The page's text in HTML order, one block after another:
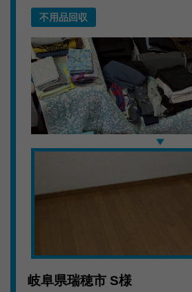
は分解してから運び出し、2tトラ
お客様の声
「こんなに手際よくやってもらえ
談すれば良かったです。」
岐阜県で不用品の処分をお考えな
不用品回収
岐阜県瑞穂市 S様